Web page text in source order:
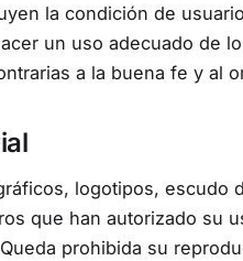
la condición de
un uso adecuado de
a la buena fe y al
logotipos, escudo
que han autorizado su
prohibida su